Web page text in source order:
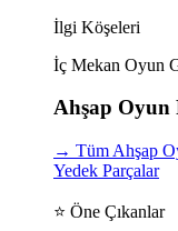
İlgi Köşeleri
İç Mekan Oyun
Ahşap Oyun
→ Tüm Ahşap
Yedek Parçalar
⭐ Öne Çıkanlar